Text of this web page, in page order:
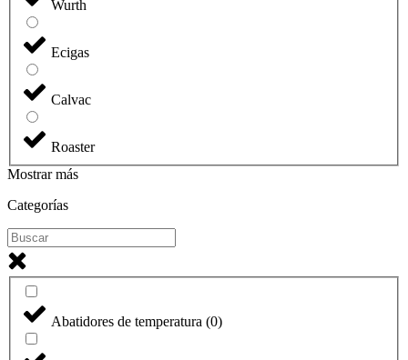
Wurth
Ecigas
Calvac
Roaster
Mostrar más
Categorías
Abatidores de temperatura (0)